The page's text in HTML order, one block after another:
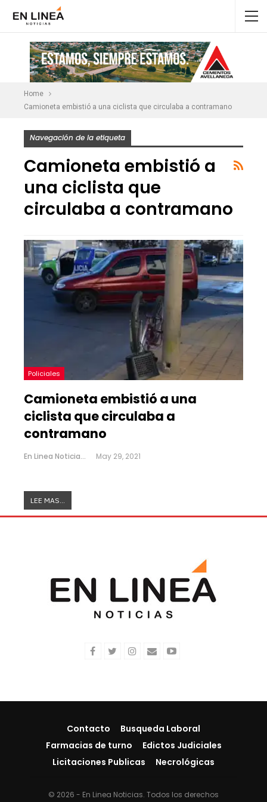
Home
Camioneta embistió a una ciclista que circulaba a contramano
Navegación de la etiqueta
Camioneta embistió a
una ciclista que
circulaba a contramano
Policiales
Camioneta embistió a una
ciclista que circulaba a
contramano
En Linea Noticias May 29, 2021
LEE MAS...
Contacto
Busqueda Laboral
Farmacias de turno
Edictos Judiciales
Licitaciones Publicas
Necrológicas
© 2026 - En Linea Noticias. Todos los derechos